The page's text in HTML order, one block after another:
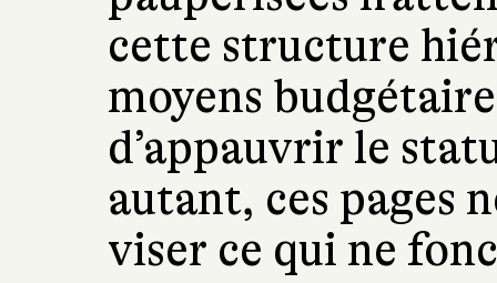
cette structure
moyens
d’appauvrir le
autant, ces pages
viser ce qui ne